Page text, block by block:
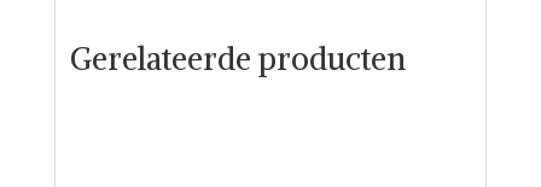
Gerelateerde producten